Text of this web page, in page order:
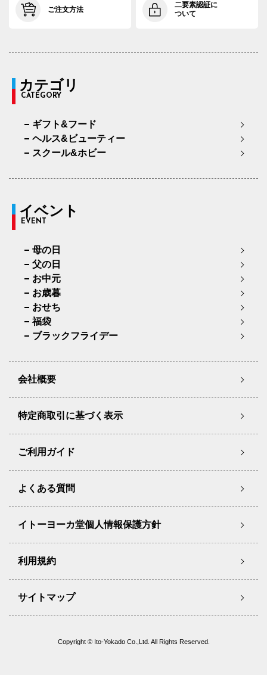
ご注文方法
二要素認証に
ついて
カテゴリ
CATEGORY
ギフト&フード
ヘルス&ビューティー
スクール&ホビー
イベント
EVENT
母の日
父の日
お中元
お歳暮
おせち
福袋
ブラックフライデー
会社概要
特定商取引に基づく表示
ご利用ガイド
よくある質問
イトーヨーカ堂個人情報保護方針
利用規約
サイトマップ
Copyright © Ito-Yokado Co.,Ltd. All Rights Reserved.